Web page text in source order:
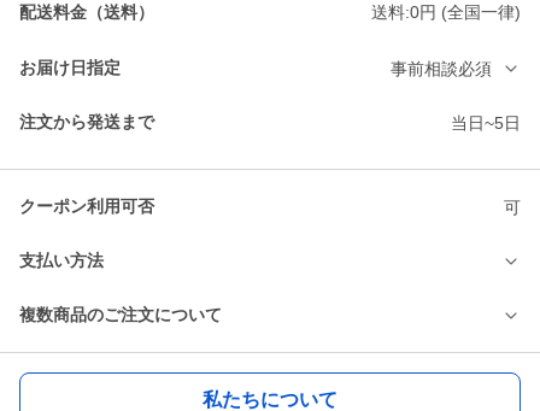
配送料金（送料） 送料:0円 (全国一律)
お届け日指定 事前相談必須
注文から発送まで 当日~5日
クーポン利用可否 可
支払い方法
複数商品のご注文について
私たちについて